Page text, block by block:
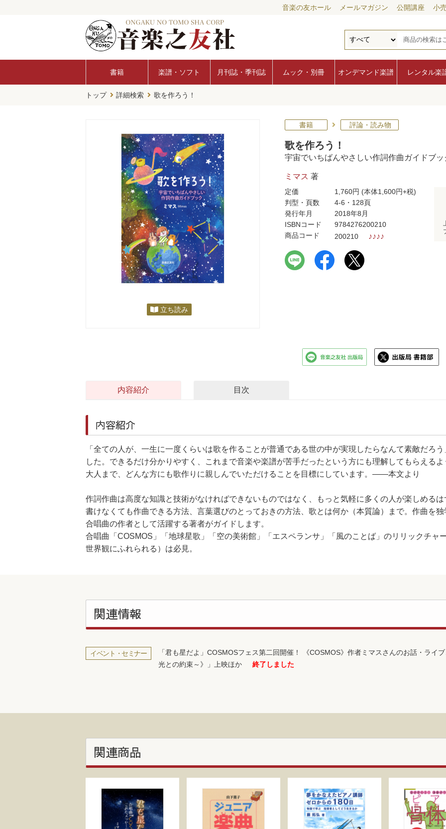
音楽の友ホール メールマガジン 公開講座 小
書籍 楽譜・ソフト 月刊誌・季刊誌 ムック・別冊 オンデマンド楽譜 レンタル楽
トップ 詳細検索 歌を作ろう！
立ち読み
書籍 評論・読み物
歌を作ろう！
宇宙でいちばんやさしい作詞作曲ガイドブッ
ミマス 著
定価 1,760円 (本体1,600円+税)
判型・頁数
4-6・128頁
発行年月
2018年8月
ISBNコード
9784276200210
商品コード
200210 ♪♪♪♪
内容紹介 目次
内容紹介
「全ての人が、一生に一度くらいは歌を作ることが普通である世の中が実現したらなんて素敵だろ
した。できるだけ分かりやすく、これまで音楽や楽譜が苦手だったという方にも理解してもらえる
大人まで、どんな方にも歌作りに親しんでいただけることを目標にしています。――本文より
作詞作曲は高度な知識と技術がなければできないものではなく、もっと気軽に多くの人が楽しめる
書けなくても作曲できる方法、言葉選びのとっておきの方法、歌とは何か（本質論）まで。作曲を
合唱曲の作者として活躍する著者がガイドします。
合唱曲「COSMOS」「地球星歌」「空の美術館」「エスペランサ」「風のことば」のリリックチャ
世界観にふれられる）は必見。
関連情報
イベント・セミナー
「君も星だよ」COSMOSフェス第二回開催！ 《COSMOS》作者ミマスさんのお話・ライ
光との約束～》」上映ほか
終了しました
関連商品